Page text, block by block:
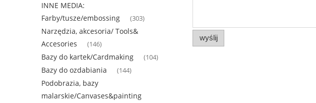
INNE MEDIA:
Farby/tusze/embossing
(303)
Narzędzia, akcesoria/ Tools&
Accesories
(146)
Bazy do kartek/Cardmaking (104)
Bazy do ozdabiania (144)
Podobrazia, bazy
malarskie/Canvases&painting
wyślij